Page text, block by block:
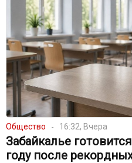
Общество 16:32, Вчера
Забайкалье
году после